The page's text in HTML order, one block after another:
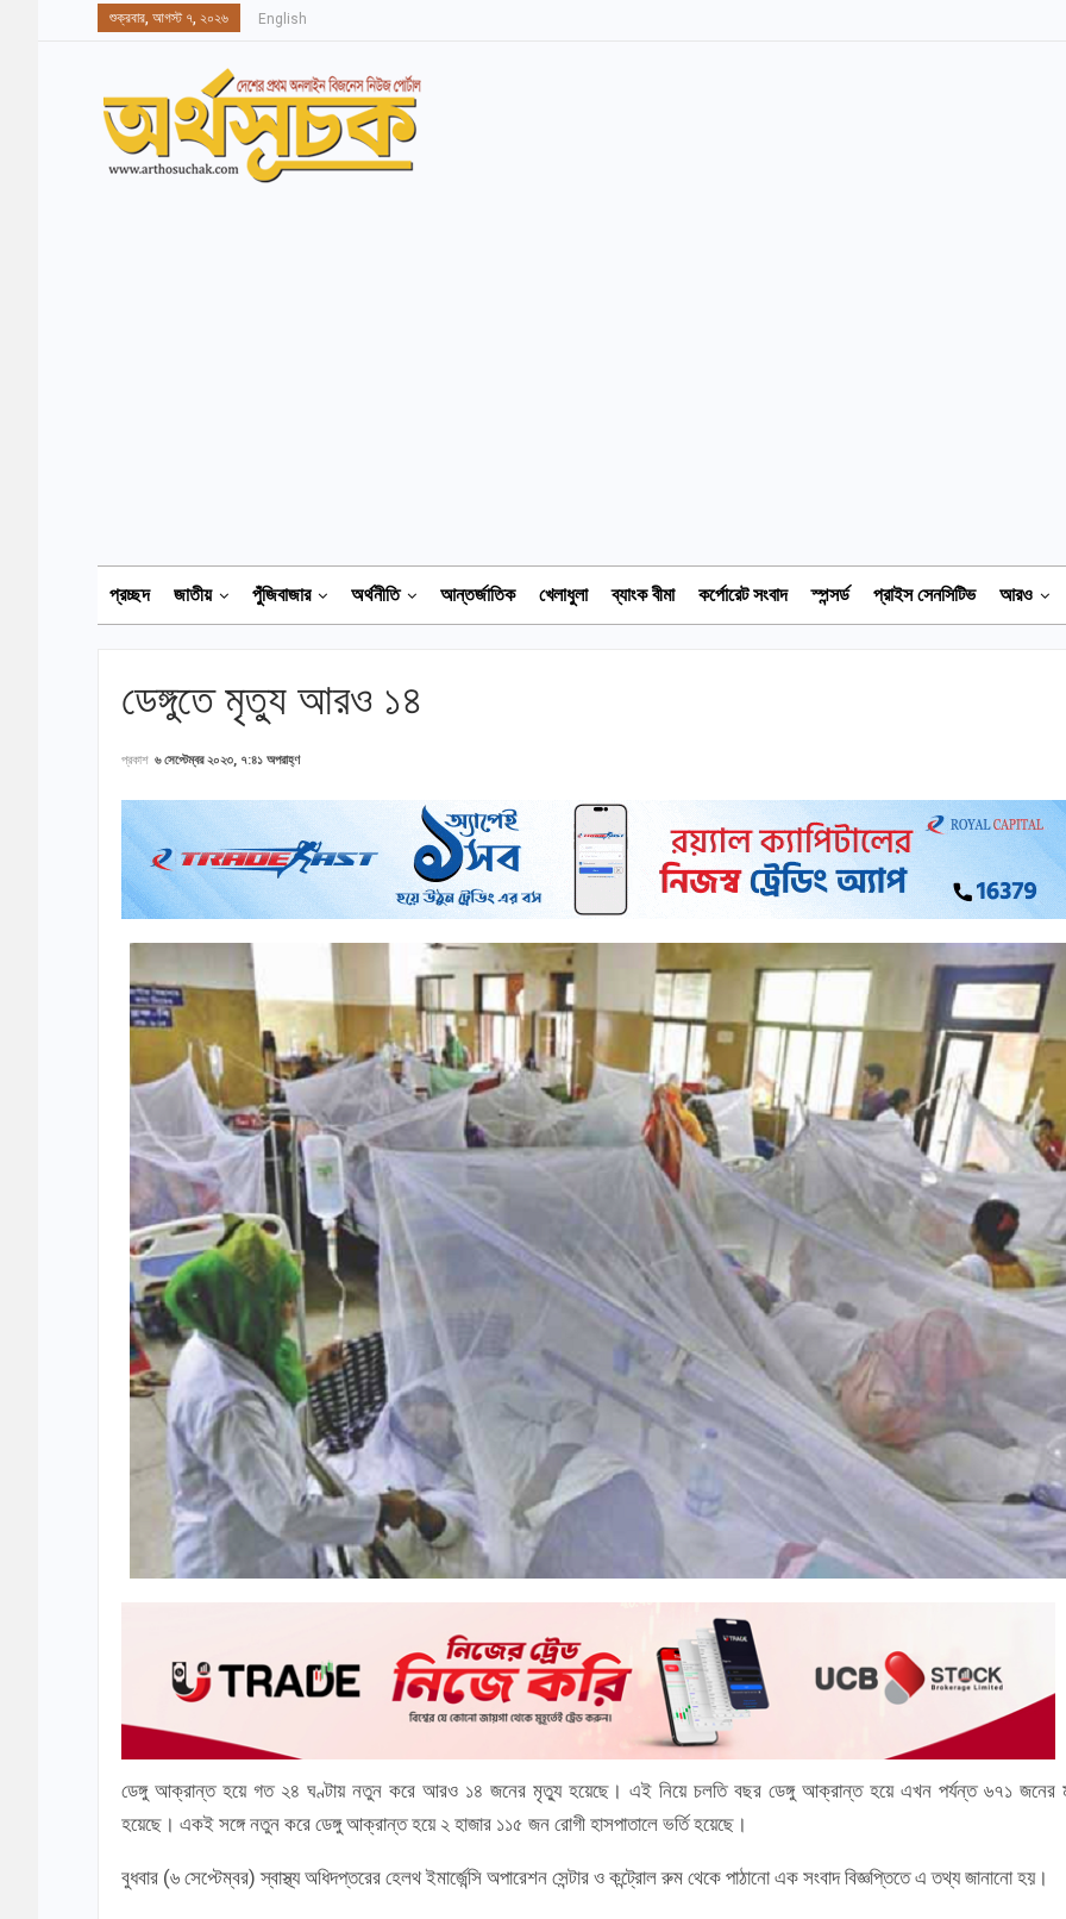
শুক্রবার, আগস্ট ৭, ২০২৬ English
প্রচ্ছদ জাতীয় পুঁজিবাজার অর্থনীতি আন্তর্জাতিক খেলাধুলা ব্যাংক বীমা কর্পোরেট সংবাদ স্পন্সর্ড প্রাইস সেনসিটিভ আরও
ডেঙ্গুতে মৃত্যু আরও ১৪
প্রকাশ ৬ সেপ্টেম্বর ২০২৩, ৭:৪১ অপরাহ্ণ
ডেঙ্গু আক্রান্ত হয়ে গত ২৪ ঘণ্টায় নতুন করে আরও ১৪ জনের মৃত্যু হয়েছে। এই নিয়ে চলতি বছর ডেঙ্গু আক্রান্ত হয়ে এখন পর্যন্ত ৬৭১ জনের
হয়েছে। একই সঙ্গে নতুন করে ডেঙ্গু আক্রান্ত হয়ে ২ হাজার ১১৫ জন রোগী হাসপাতালে ভর্তি হয়েছে।
বুধবার (৬ সেপ্টেম্বর) স্বাস্থ্য অধিদপ্তরের হেলথ ইমার্জেন্সি অপারেশন সেন্টার ও কন্ট্রোল রুম থেকে পাঠানো এক সংবাদ বিজ্ঞপ্তিতে এ তথ্য জানানো হয়।